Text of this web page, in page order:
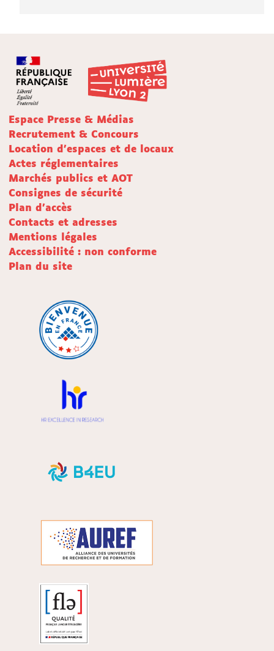
Espace Presse & Médias
Recrutement & Concours
Location d'espaces et de locaux
Actes réglementaires
Marchés publics et AOT
Consignes de sécurité
Plan d'accès
Contacts et adresses
Mentions légales
Accessibilité : non conforme
Plan du site